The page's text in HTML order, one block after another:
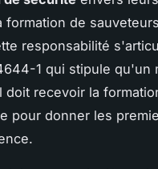
formation de
responsabilité
1 qui stipule qu'un
doit recevoir la
pour donner les